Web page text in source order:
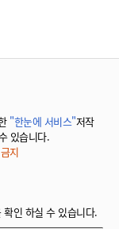
"한눈에 서비스"저작
있습니다.
지
인 하실 수 있습니다.